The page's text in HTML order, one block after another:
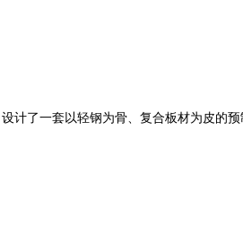
了一套以轻钢为骨、复合板材为皮的